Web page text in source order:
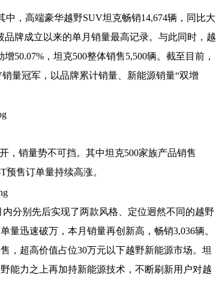
中，高端豪华越野SUV坦克畅销14,674辆， 同比大
品牌成立以来的单月销量最高记录。与此同时，越
增50.07% ， 坦克500整体销售5,500辆。 截至目前，
销量冠军 ，以品牌累计销量、新能源销量“双增
，销量势不可挡。其中坦克500家族产品销售
预售订单量持续高涨。
内分别 先后实现了两款风格、定位迥然不同的越野
单量迅速破万，本月销量再创新高， 畅销3,036辆。
， 超高价值占位30万元以下越野新能源市场。 坦
能力之上再加持新能源技术， 不断刷新用户对越